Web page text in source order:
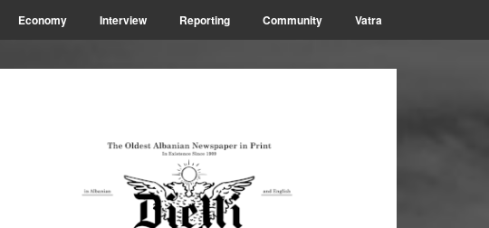
Economy Interview Reporting Community Vatra